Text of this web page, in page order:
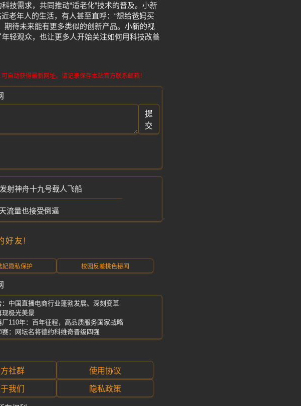
技需求，共同推动“适老化”技术的普及。小新
老年人的生活，有人甚至直呼：“想给爸妈买
期待未来能有更多类似的创新产品。小新的视
轻观众，也让更多人开始关注如何用科技改善
自动获得最新网址。请记录保存本站官方联系邮箱！
提
交
射神舟十九号载人飞船
流量也接受倒逼
好友!
妃隐私保护 校园反差桃色秘闻
中国直播电商行业蓬勃发展、深刻变革
现极光美景
厂110年：百年征程，高品质服务国家战略
赛：网坛名将德约科维奇晋级四强
社群
使用协议
我们 隐私政策